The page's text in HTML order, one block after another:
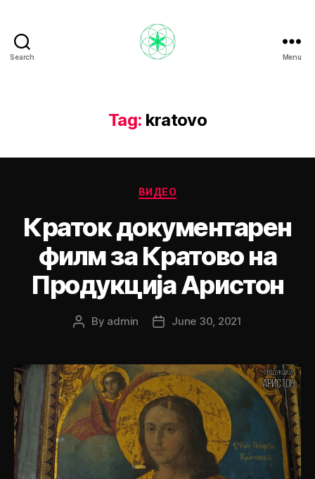
Search Menu
Tag: kratovo
Categories
ВИДЕО
Краток документарен
филм за Кратово на
Продукција Аристон
Post
By admin
PostJune 30, 2021